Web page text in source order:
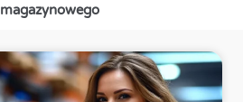
magazynowego